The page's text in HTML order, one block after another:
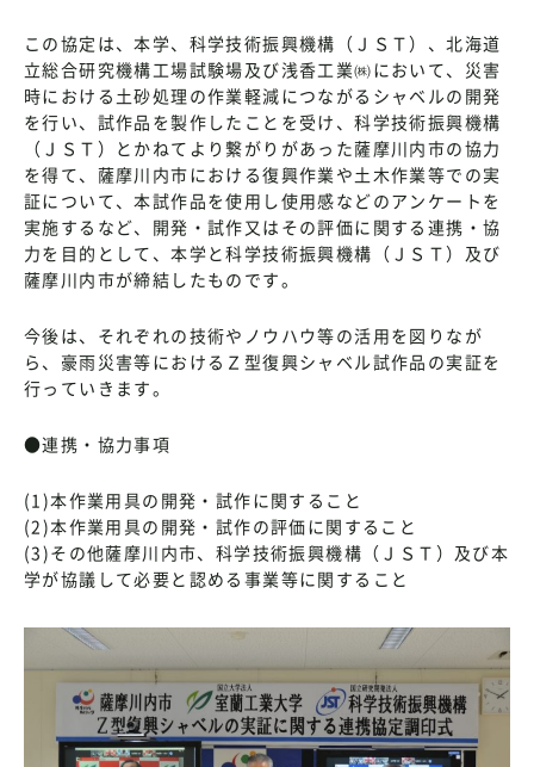
この協定は、本学、科学技術振興機構（ＪＳＴ）、北海道
立総合研究機構工場試験場及び浅香工業㈱において、災害
時における土砂処理の作業軽減につながるシャベルの開発
を行い、試作品を製作したことを受け、科学技術振興機構
（ＪＳＴ）とかねてより繋がりがあった薩摩川内市の協力
を得て、薩摩川内市における復興作業や土木作業等での実
証について、本試作品を使用し使用感などのアンケートを
実施するなど、開発・試作又はその評価に関する連携・協
力を目的として、本学と科学技術振興機構（ＪＳＴ）及び
薩摩川内市が締結したものです。
今後は、それぞれの技術やノウハウ等の活用を図りなが
ら、豪雨災害等におけるＺ型復興シャベル試作品の実証を
行っていきます。
●連携・協力事項
(1)本作業用具の開発・試作に関すること
(2)本作業用具の開発・試作の評価に関すること
(3)その他薩摩川内市、科学技術振興機構（ＪＳＴ）及び本
学が協議して必要と認める事業等に関すること